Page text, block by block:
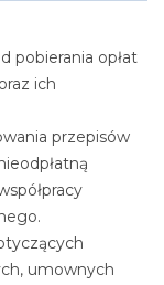
pobierania opłat
ich
przepisów
umownych